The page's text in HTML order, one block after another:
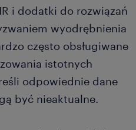
i dodatki do rozwiązań
wyodrębnienia
często obsługiwane
istotnych
odpowiednie dane
być nieaktualne.